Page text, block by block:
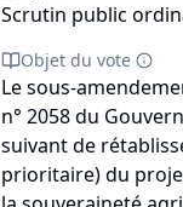
Scrutin public
Objet du vote
Le sous-
n° 2058 du
suivant de
prioritaire) du